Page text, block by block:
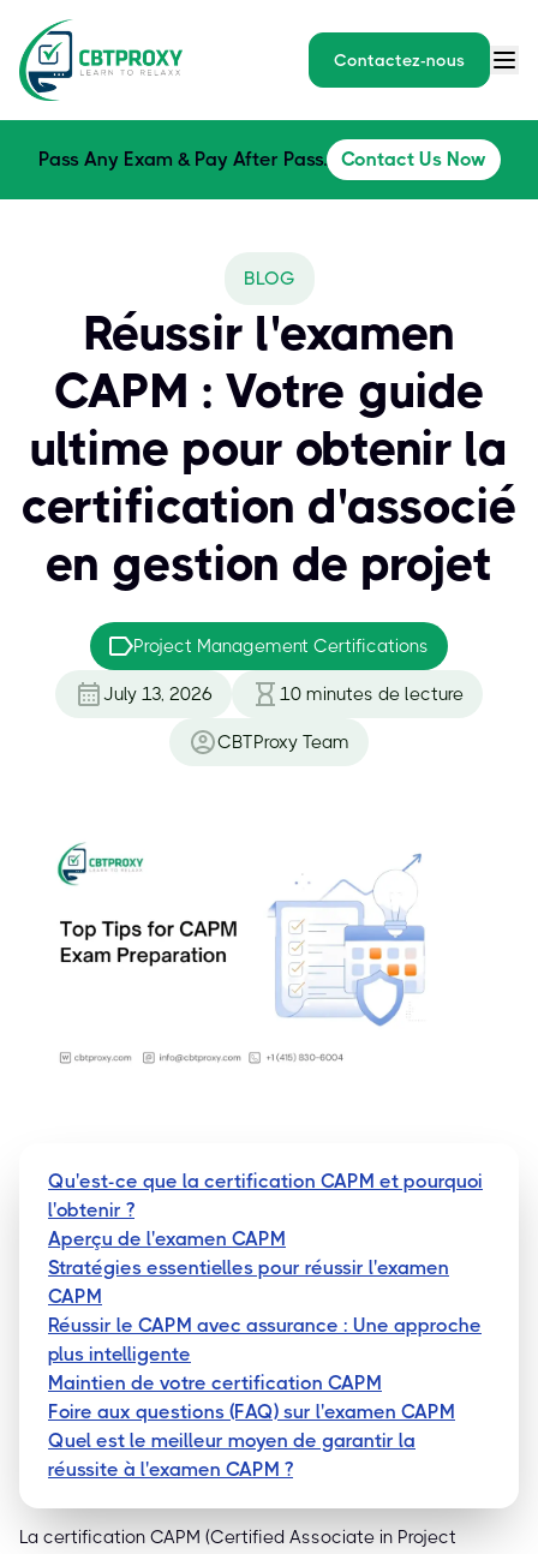
Contactez-nous
Pass Any Exam & Pay After Pass. Contact Us Now
BLOG
Réussir l'examen
CAPM : Votre guide
ultime pour obtenir la
certification d'associé
en gestion de projet
Project Management Certifications
July 13, 2026 10 minutes de lecture
CBTProxy Team
Qu'est-ce que la certification CAPM et pourquoi
l'obtenir ?
Aperçu de l'examen CAPM
Stratégies essentielles pour réussir l'examen
CAPM
Réussir le CAPM avec assurance : Une approche
plus intelligente
Maintien de votre certification CAPM
Foire aux questions (FAQ) sur l'examen CAPM
Quel est le meilleur moyen de garantir la
réussite à l'examen CAPM ?
La certification CAPM (Certified Associate in Project